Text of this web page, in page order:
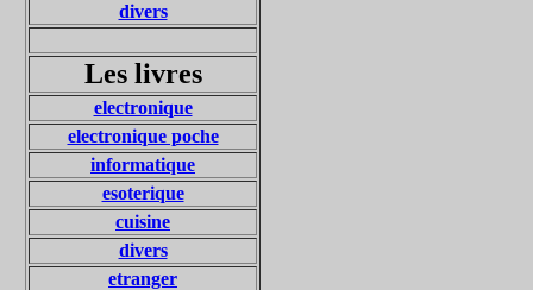
divers
Les livres
electronique
electronique poche
informatique
esoterique
cuisine
divers
etranger